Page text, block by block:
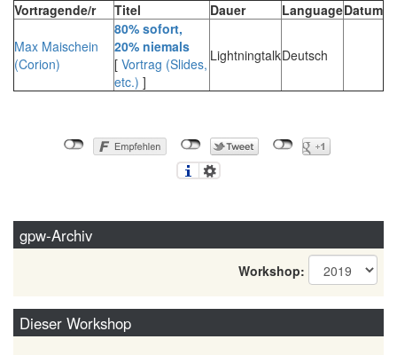
Vortragende/r Titel Dauer LanguageDatum
Max Maischein
(‎Corion‎)
‎80% sofort,
20% niemals‎
[ Vortrag (Slides,
etc.) ]
LightningtalkDeutsch
gpw-Archiv
Workshop:
Dieser Workshop